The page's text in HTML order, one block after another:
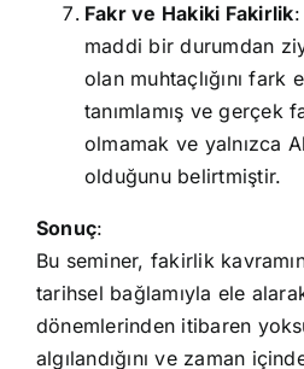
Fakr ve Hakiki Fakirlik
maddi bir durumdan
olan muhtaçlığını fark
tanımlamış ve gerçek
olmamak ve yalnızca
olduğunu belirtmiştir.
Sonuç:
Bu seminer, fakirlik
tarihsel bağlamıyla ele
dönemlerinden itibaren
algılandığını ve zaman